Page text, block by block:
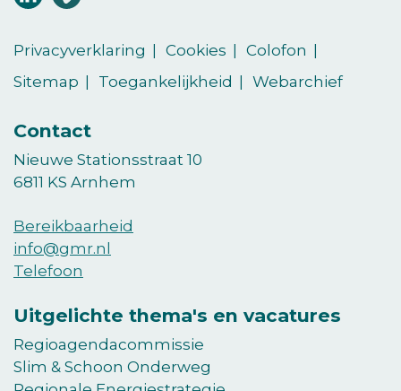
ons
LinkedIn
ons
vimeo
Privacyverklaring
Cookies
Colofon
Sitemap
Toegankelijkheid Webarchief
Contact
Nieuwe Stationsstraat 10
6811 KS Arnhem
Bereikbaarheid
info@gmr.nl
Telefoon
Uitgelichte thema's en vacatures
Regioagendacommissie
Slim & Schoon Onderweg